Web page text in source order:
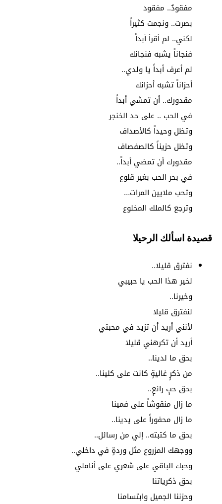
مفقودٌ.. مفقود
بصرت.. ونجمت كثيراً
لكني.. لم أقرأ أبداً
فنجاناً يشبه فنجانك
لم أعرف أبداً يا ولدي..
أحزاناً تشبه أحزانك
مقدورك.. أن تمشي أبداً
في الحب .. على حد الخنجر
وتظل وحيداً كالأصداف
وتظل حزيناً كالصفصاف
مقدورك أن تمضي أبداً..
في بحر الحب بغير قلوع
وتحب ملايين المرات…
وترجع كالملك المخلوع
قصيدة اسألك الرحيلا
نفترق قليلا..
لخير هذا الحب يا حبيبي
وخيرنا..
لنفترق قليلا
لأنني أريد أن تزيد في محبتي
أريد أن تكرهني قليلا
بحق ما لدينا..
من ذكرٍ غاليةٍ كانت على كلينا..
بحق حبٍ رائعٍ..
ما زال منقوشاً على فمينا
ما زال محفوراً على يدينا..
بحق ما كتبته.. إلي من رسائل..
ووجهك المزروع مثل وردةٍ في داخلي..
وحبك الباقي على شعري على أناملي
بحق ذكرياتنا
وحزننا الجميل وابتسامنا